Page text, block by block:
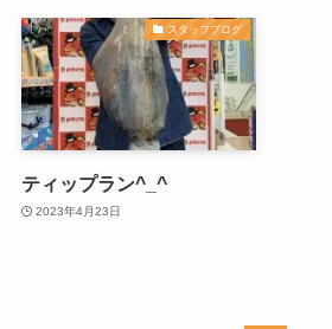
スタッフブログ
ティップラン^_^
2023年4月23日